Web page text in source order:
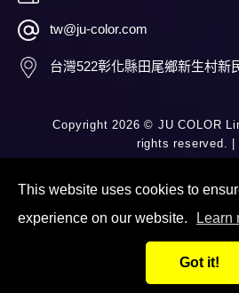
tw@ju-color.com
台灣522彰化縣田尾鄉新生村新
Copyright 2026 ©JU COLOR
rights reserved.
This website uses cookies to
experience on our website.
Learn
Got it!